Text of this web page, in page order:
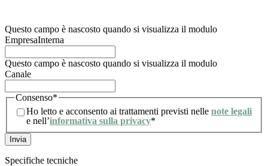
Questo campo è nascosto quando si visualizza il modulo
EmpresaInterna
Questo campo è nascosto quando si visualizza il modulo
Canale
Consenso*
Ho letto e acconsento ai trattamenti previsti nelle note legali
e nell’informativa sulla privacy*
Specifiche tecniche